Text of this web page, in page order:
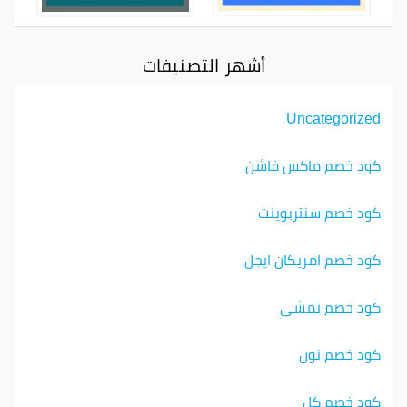
أشهر التصنيفات
Uncategorized
كود خصم ماكس فاشن
كود خصم سنتربوينت
كود خصم امريكان ايجل
كود خصم نمشي
كود خصم نون